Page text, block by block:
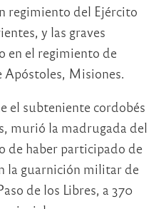
regimiento del Ejército
y las graves
en el regimiento de
Misiones.
el subteniente cordobés
murió la madrugada del
de haber participado de
la guarnición militar de
de los Libres, a 370